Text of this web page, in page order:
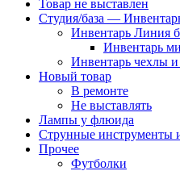
Товар не выставлен
Студия/база —
Инвентарь Линия
Инвентарь
Инвентарь чехлы
Новый товар
В ремонтe
Не выставлять
Лампы у флюида
Струнные инструменты
Прочее
Футболки